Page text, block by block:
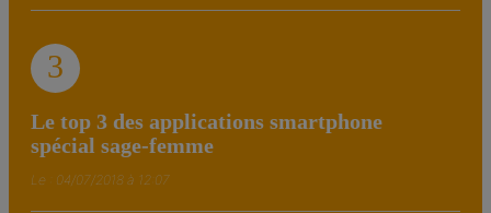
3
Le top 3 des applications smartphone
spécial sage-femme
Le : 04/07/2018 à 12:07